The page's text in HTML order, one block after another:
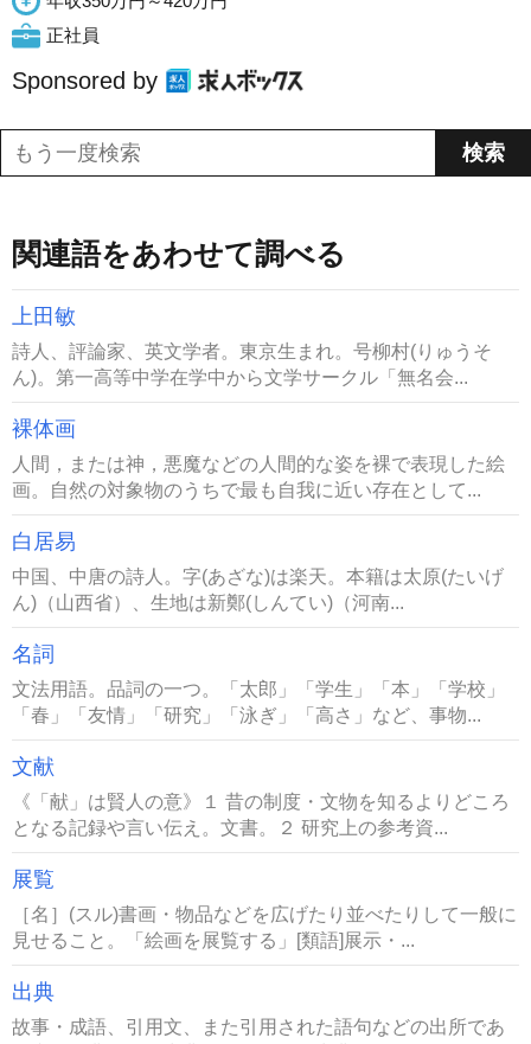
正社員
Sponsored by
関連語をあわせて調べる
上田敏
詩人、評論家、英文学者。東京生まれ。号柳村(りゅうそ
ん)。第一高等中学在学中から文学サークル「無名会...
裸体画
人間，または神，悪魔などの人間的な姿を裸で表現した絵
画。自然の対象物のうちで最も自我に近い存在として...
白居易
中国、中唐の詩人。字(あざな)は楽天。本籍は太原(たいげ
ん)（山西省）、生地は新鄭(しんてい)（河南...
名詞
文法用語。品詞の一つ。「太郎」「学生」「本」「学校」
「春」「友情」「研究」「泳ぎ」「高さ」など、事物...
文献
《「献」は賢人の意》１ 昔の制度・文物を知るよりどころ
となる記録や言い伝え。文書。２ 研究上の参考資...
展覧
［名］(スル)書画・物品などを広げたり並べたりして一般に
見せること。「絵画を展覧する」[類語]展示・...
出典
故事・成語、引用文、また引用された語句などの出所であ